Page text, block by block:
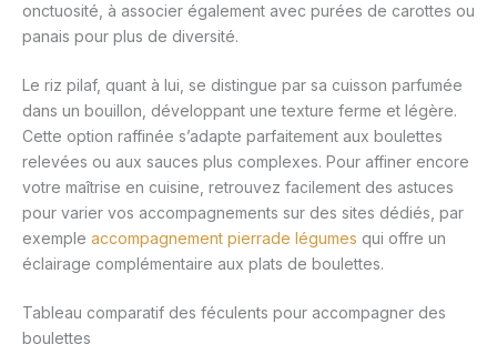
onctuosité, à associer également avec purées de carottes ou
panais pour plus de diversité.
Le riz pilaf, quant à lui, se distingue par sa cuisson parfumée
dans un bouillon, développant une texture ferme et légère.
Cette option raffinée s’adapte parfaitement aux boulettes
relevées ou aux sauces plus complexes. Pour affiner encore
votre maîtrise en cuisine, retrouvez facilement des astuces
pour varier vos accompagnements sur des sites dédiés, par
exemple accompagnement pierrade légumes qui offre un
éclairage complémentaire aux plats de boulettes.
Tableau comparatif des féculents pour accompagner des
boulettes